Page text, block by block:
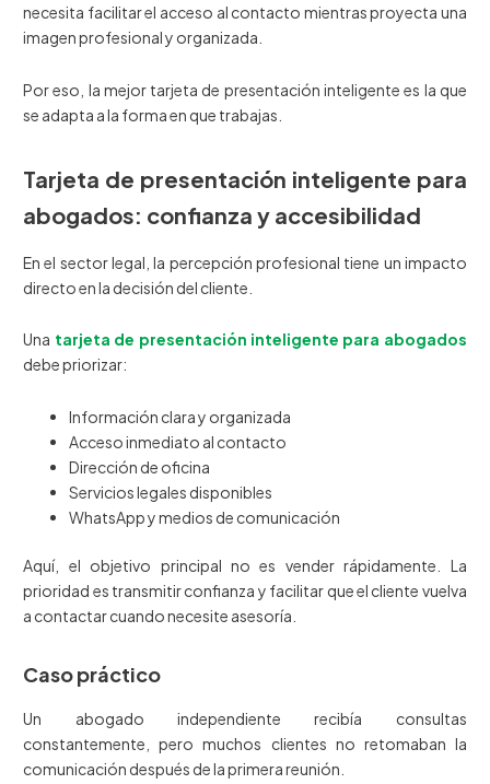
necesita facilitar el acceso al contacto mientras proyecta una
imagen profesional y organizada.
Por eso, la mejor tarjeta de presentación inteligente es la que
se adapta a la forma en que trabajas.
Tarjeta de presentación inteligente para
abogados: confianza y accesibilidad
En el sector legal, la percepción profesional tiene un impacto
directo en la decisión del cliente.
Una tarjeta de presentación inteligente para abogados
debe priorizar:
Información clara y organizada
Acceso inmediato al contacto
Dirección de oficina
Servicios legales disponibles
WhatsApp y medios de comunicación
Aquí, el objetivo principal no es vender rápidamente. La
prioridad es transmitir confianza y facilitar que el cliente vuelva
a contactar cuando necesite asesoría.
Caso práctico
Un abogado independiente recibía consultas
constantemente, pero muchos clientes no retomaban la
comunicación después de la primera reunión.